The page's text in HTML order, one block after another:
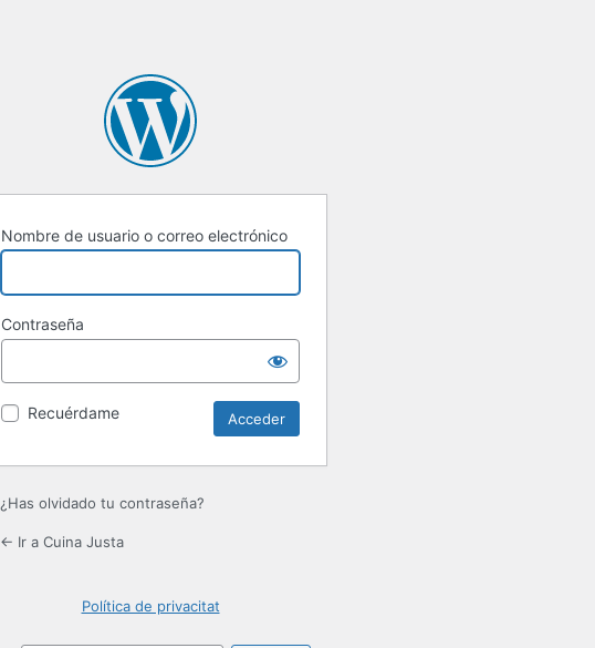
Nombre de usuario o correo electrónico
Contraseña
Recuérdame
¿Has olvidado tu contraseña?
← Ir a Cuina Justa
Política de privacitat